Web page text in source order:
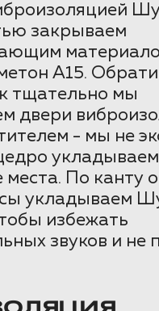
закрываем
А15.
тщательно мы
двери
- мы не
укладываем
места. По канту
укладываем
избежать
звуков и не